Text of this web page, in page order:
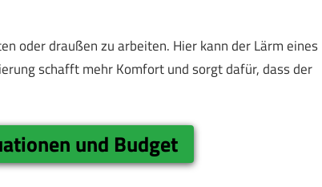
oder draußen zu arbeiten. Hier kann der Lärm eines
schafft mehr Komfort und sorgt dafür, dass der
und Budget